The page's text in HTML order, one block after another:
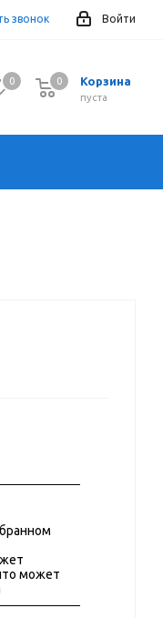
Войти
звонок
0 Корзина
0
пуста
0
может